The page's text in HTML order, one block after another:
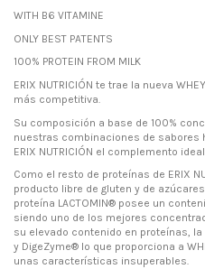
WITH B6 VITAMINE
ONLY BEST PATENTS
100% PROTEIN FROM MILK
ERIX NUTRICIÓN te trae la nueva
más competitiva.
Su composición a base de 100%
nuestras combinaciones de sabores
ERIX NUTRICIÓN el complemento
Como el resto de proteínas de ERIX
producto libre de gluten y de
proteína LACTOMIN® posee un
siendo uno de los mejores
su elevado contenido en proteínas,
y DigeZyme® lo que proporciona a
unas características insuperables.